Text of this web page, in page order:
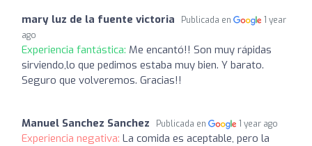
mary luz de la fuente victoria Publicada en
1 year
ago
Experiencia fantástica: Me encantó!! Son muy rápidas
sirviendo,lo que pedimos estaba muy bien. Y barato.
Seguro que volveremos. Gracias!!
Manuel Sanchez Sanchez Publicada en 1 year ago
Experiencia negativa: La comida es aceptable, pero la